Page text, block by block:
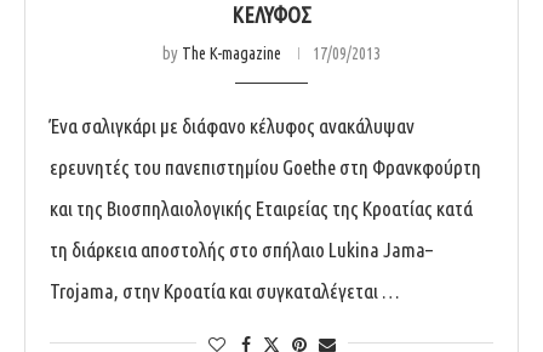
ΚΈΛΥΦΟΣ
by The K-magazine 17/09/2013
Ένα σαλιγκάρι με διάφανο κέλυφος ανακάλυψαν
ερευνητές του πανεπιστημίου Goethe στη Φρανκφούρτη
και της Βιοσπηλαιολογικής Εταιρείας της Κροατίας κατά
τη διάρκεια αποστολής στο σπήλαιο Lukina Jama–
Trojama, στην Κροατία και συγκαταλέγεται …